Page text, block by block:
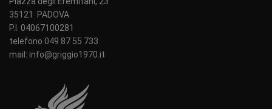
35121 PADOVA
P.I. 04067100281
telefono 049 87 55 733
mail: info@griggio1970.it